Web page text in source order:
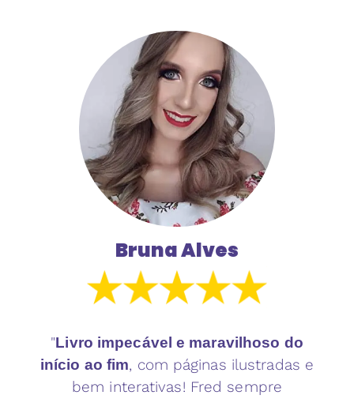
Bruna Alves
"Livro impecável e maravilhoso do
início ao fim, com páginas ilustradas e
bem interativas! Fred sempre